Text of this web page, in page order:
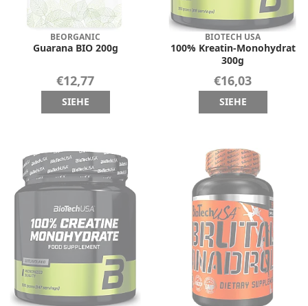
BEORGANIC
Guarana BIO 200g
€12,77
SIEHE
BIOTECH USA
100% Kreatin-Monohydrat
300g
€16,03
SIEHE